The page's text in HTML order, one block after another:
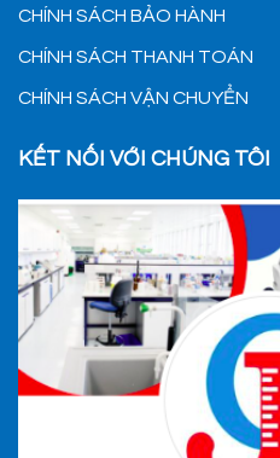
CHÍNH SÁCH BẢO HÀNH
CHÍNH SÁCH THANH TOÁN
CHÍNH SÁCH VẬN CHUYỂN
KẾT NỐI VỚI CHÚNG TÔI